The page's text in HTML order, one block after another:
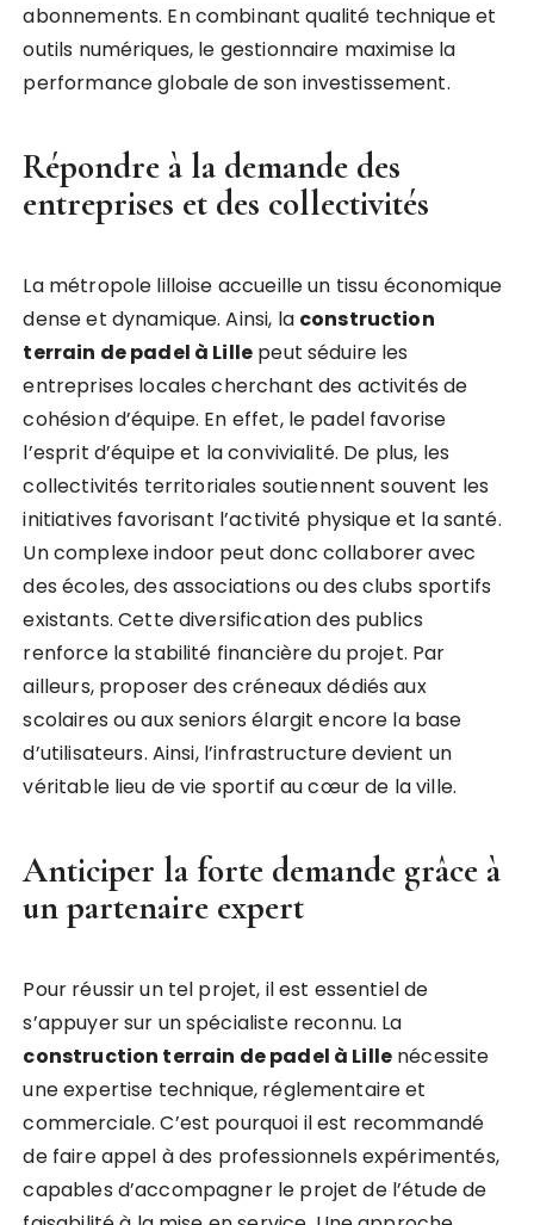
abonnements. En combinant qualité technique et
outils numériques, le gestionnaire maximise la
performance globale de son investissement.
Répondre à la demande des
entreprises et des collectivités
La métropole lilloise accueille un tissu économique
dense et dynamique. Ainsi, la construction
terrain de padel à Lille peut séduire les
entreprises locales cherchant des activités de
cohésion d’équipe. En effet, le padel favorise
l’esprit d’équipe et la convivialité. De plus, les
collectivités territoriales soutiennent souvent les
initiatives favorisant l’activité physique et la santé.
Un complexe indoor peut donc collaborer avec
des écoles, des associations ou des clubs sportifs
existants. Cette diversification des publics
renforce la stabilité financière du projet. Par
ailleurs, proposer des créneaux dédiés aux
scolaires ou aux seniors élargit encore la base
d’utilisateurs. Ainsi, l’infrastructure devient un
véritable lieu de vie sportif au cœur de la ville.
Anticiper la forte demande grâce à
un partenaire expert
Pour réussir un tel projet, il est essentiel de
s’appuyer sur un spécialiste reconnu. La
construction terrain de padel à Lille nécessite
une expertise technique, réglementaire et
commerciale. C’est pourquoi il est recommandé
de faire appel à des professionnels expérimentés,
capables d’accompagner le projet de l’étude de